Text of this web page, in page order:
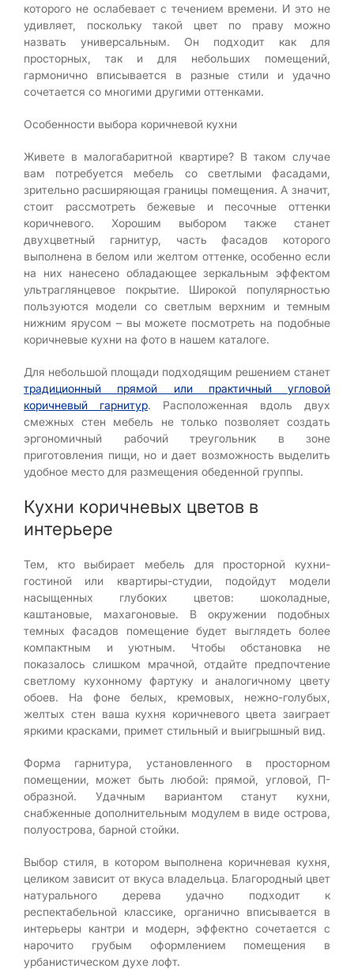
которого не ослабевает с течением времени. И это не
удивляет, поскольку такой цвет по праву можно
назвать универсальным. Он подходит как для
просторных, так и для небольших помещений,
гармонично вписывается в разные стили и удачно
сочетается со многими другими оттенками.
Особенности выбора коричневой кухни
Живете в малогабаритной квартире? В таком случае
вам потребуется мебель со светлыми фасадами,
зрительно расширяющая границы помещения. А значит,
стоит рассмотреть бежевые и песочные оттенки
коричневого. Хорошим выбором также станет
двухцветный гарнитур, часть фасадов которого
выполнена в белом или желтом оттенке, особенно если
на них нанесено обладающее зеркальным эффектом
ультраглянцевое покрытие. Широкой популярностью
пользуются модели со светлым верхним и темным
нижним ярусом – вы можете посмотреть на подобные
коричневые кухни на фото в нашем каталоге.
Для небольшой площади подходящим решением станет
традиционный прямой или практичный угловой
коричневый гарнитур. Расположенная вдоль двух
смежных стен мебель не только позволяет создать
эргономичный рабочий треугольник в зоне
приготовления пищи, но и дает возможность выделить
удобное место для размещения обеденной группы.
Кухни коричневых цветов в
интерьере
Тем, кто выбирает мебель для просторной кухни-
гостиной или квартиры-студии, подойдут модели
насыщенных глубоких цветов: шоколадные,
каштановые, махагоновые. В окружении подобных
темных фасадов помещение будет выглядеть более
компактным и уютным. Чтобы обстановка не
показалось слишком мрачной, отдайте предпочтение
светлому кухонному фартуку и аналогичному цвету
обоев. На фоне белых, кремовых, нежно-голубых,
желтых стен ваша кухня коричневого цвета заиграет
яркими красками, примет стильный и выигрышный вид.
Форма гарнитура, установленного в просторном
помещении, может быть любой: прямой, угловой, П-
образной. Удачным вариантом станут кухни,
снабженные дополнительным модулем в виде острова,
полуострова, барной стойки.
Выбор стиля, в котором выполнена коричневая кухня,
целиком зависит от вкуса владельца. Благородный цвет
натурального дерева удачно подходит к
респектабельной классике, органично вписывается в
интерьеры кантри и модерн, эффектно сочетается с
нарочито грубым оформлением помещения в
урбанистическом духе лофт.